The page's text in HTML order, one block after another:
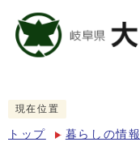
現在位置
トップ 暮らしの情報